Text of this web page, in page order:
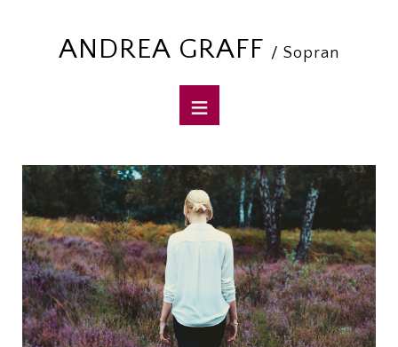
ANDREA GRAFF / Sopran